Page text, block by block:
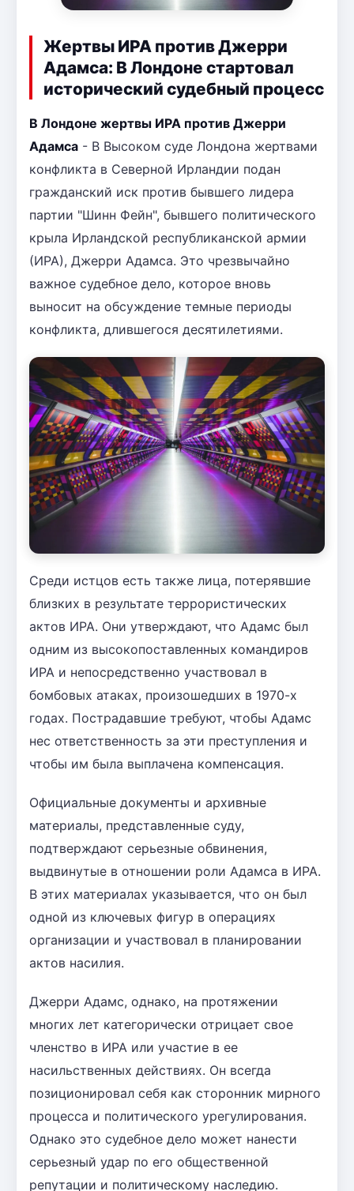
Жертвы ИРА против Джерри
Адамса: В Лондоне стартовал
исторический судебный процесс
В Лондоне жертвы ИРА против Джерри
Адамса - В Высоком суде Лондона жертвами
конфликта в Северной Ирландии подан
гражданский иск против бывшего лидера
партии "Шинн Фейн", бывшего политического
крыла Ирландской республиканской армии
(ИРА), Джерри Адамса. Это чрезвычайно
важное судебное дело, которое вновь
выносит на обсуждение темные периоды
конфликта, длившегося десятилетиями.
Среди истцов есть также лица, потерявшие
близких в результате террористических
актов ИРА. Они утверждают, что Адамс был
одним из высокопоставленных командиров
ИРА и непосредственно участвовал в
бомбовых атаках, произошедших в 1970-х
годах. Пострадавшие требуют, чтобы Адамс
нес ответственность за эти преступления и
чтобы им была выплачена компенсация.
Официальные документы и архивные
материалы, представленные суду,
подтверждают серьезные обвинения,
выдвинутые в отношении роли Адамса в ИРА.
В этих материалах указывается, что он был
одной из ключевых фигур в операциях
организации и участвовал в планировании
актов насилия.
Джерри Адамс, однако, на протяжении
многих лет категорически отрицает свое
членство в ИРА или участие в ее
насильственных действиях. Он всегда
позиционировал себя как сторонник мирного
процесса и политического урегулирования.
Однако это судебное дело может нанести
серьезный удар по его общественной
репутации и политическому наследию.